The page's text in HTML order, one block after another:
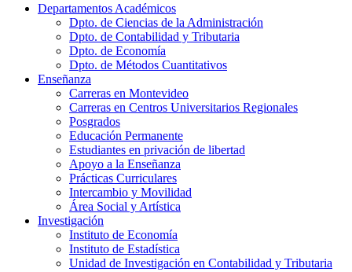
Departamentos Académicos
Dpto. de Ciencias de la Administración
Dpto. de Contabilidad y Tributaria
Dpto. de Economía
Dpto. de Métodos Cuantitativos
Enseñanza
Carreras en Montevideo
Carreras en Centros Universitarios Regionales
Posgrados
Educación Permanente
Estudiantes en privación de libertad
Apoyo a la Enseñanza
Prácticas Curriculares
Intercambio y Movilidad
Área Social y Artística
Investigación
Instituto de Economía
Instituto de Estadística
Unidad de Investigación en Contabilidad y Tributaria